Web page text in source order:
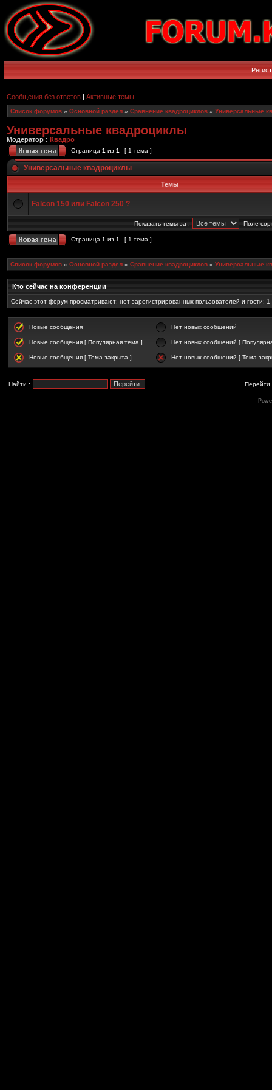
Сообщения без ответов | Активные темы
Список форумов » Основной раздел » Сравнение квадроциклов » Универсальные
Универсальные квадроциклы
Модератор : Квадро
Страница 1 из 1 [ 1 тема ]
Универсальные квадроциклы
Темы
Falcon 150 или Falcon 250 ?
Показать темы за : Поле
Страница 1 из 1 [ 1 тема ]
Список форумов » Основной раздел » Сравнение квадроциклов » Универсальные
Кто сейчас на конференции
Сейчас этот форум просматривают: нет зарегистрированных пользователей и гости: 1
Новые сообщения Нет новых сообщений
Новые сообщения [ Популярная тема ] Нет новых сообщений [
Новые сообщения [ Тема закрыта ] Нет новых сообщений [ Тема
Найти : Перейти